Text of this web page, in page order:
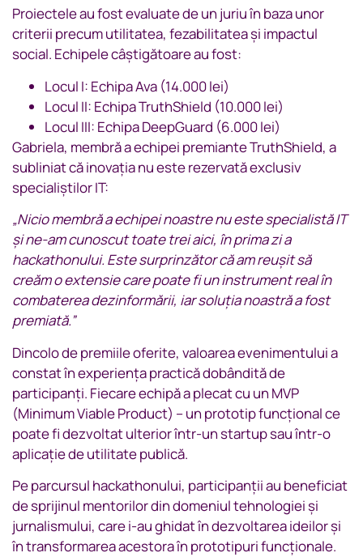
Proiectele au fost evaluate de un juriu în baza unor
criterii precum utilitatea, fezabilitatea și impactul
social. Echipele câștigătoare au fost:
Locul I: Echipa Ava (14.000 lei)
Locul II: Echipa TruthShield (10.000 lei)
Locul III: Echipa DeepGuard (6.000 lei)
Gabriela, membră a echipei premiante TruthShield, a
subliniat că inovația nu este rezervată exclusiv
specialiștilor IT:
„Nicio membră a echipei noastre nu este specialistă IT
și ne-am cunoscut toate trei aici, în prima zi a
hackathonului. Este surprinzător că am reușit să
creăm o extensie care poate fi un instrument real în
combaterea dezinformării, iar soluția noastră a fost
premiată.”
Dincolo de premiile oferite, valoarea evenimentului a
constat în experiența practică dobândită de
participanți. Fiecare echipă a plecat cu un MVP
(Minimum Viable Product) – un prototip funcțional ce
poate fi dezvoltat ulterior într-un startup sau într-o
aplicație de utilitate publică.
Pe parcursul hackathonului, participanții au beneficiat
de sprijinul mentorilor din domeniul tehnologiei și
jurnalismului, care i-au ghidat în dezvoltarea ideilor și
în transformarea acestora în prototipuri funcționale.